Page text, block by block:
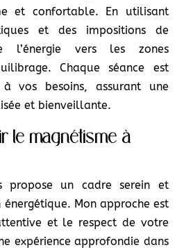
et confortable. En utilisant
et des impositions de
l’énergie vers les zones
Chaque séance est
vos besoins, assurant une
et bienveillante.
le magnétisme à
propose un cadre serein et
Mon approche est
et le respect de votre
expérience approfondie dans